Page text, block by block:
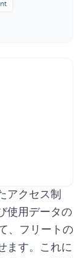
アクセス制
使用データの
、フリートの
ます。これに